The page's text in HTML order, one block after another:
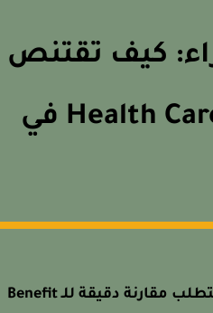
كيف تقتنص
أفضل صفقة Health Care في
إن اختيار التأمين هو عملية تتطلب مقارنة دقيقة للـ Benefit